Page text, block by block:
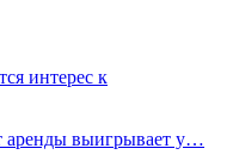
интерес к
аренды выигрывает у…